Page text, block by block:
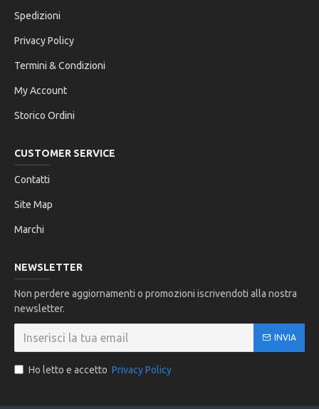
Spedizioni
Privacy Policy
Termini & Condizioni
My Account
Storico Ordini
CUSTOMER SERVICE
Contatti
Site Map
Marchi
NEWSLETTER
Non perdere aggiornamenti o promozioni iscrivendoti alla nostra
newsletter.
INVIA
Ho letto e accetto Privacy Policy